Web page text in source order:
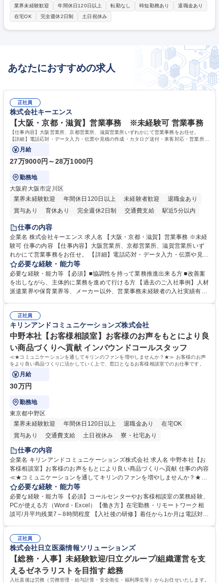
企画・開発する当社にて既存顧客の国内への営業をお任せします。営業経
験がなくても、挑戦できる環境が整っています！ 【詳細】■映像制作会社
や映像機器メーカー等に対して自社で開発している８Kカメラやレコーダ
等を提案していただきます■既存顧客が中心で、まずは既存自社製品の提
★自分自身が考え提案した製品が「世界初」の商品としてスポーツ、ライ
ブ配信、舞台芸術、デジタルアート等で使用されます。自分が提案した機
材が映像作品に関わるのは達成感を感じます★ 募集職種 【未経験/第二新
卒歓迎】8Kカメラ・映像機器メーカーの提案営業/フレックス制
業界未経験歓迎 年間休日120日以上 転勤なし 時短勤務あり
退職金あり
在宅OK
完全週休2日制 土日祝休み
あなたにおすすめの求人
正社員
株式会社キーエンス
【大阪・京都・滋賀】営業事務 ※未経験可 営業事務
【仕事内容】大阪営業所、京都営業所、滋賀営業所いずれかにて営業事務をお任せ。
【詳細】電話応対・データ入力・伝票や見積の作成・カタログ送付・来客対応・営業所内
で発生する事務業務や業務改善をお任せ。
月給
27万9000円～28万1000円
勤務地
大阪府大阪市淀川区
業界未経験歓迎
年間休日120日以上 未経験者歓迎
退職金あり
賞与あり
育休あり 完全週休2日制 交通費支給
駅近5分以内
土日祝休み
仕事の内容
企業名 株式会社キーエンス 求人名 【大阪・京都・滋賀】営業事務 ※未経
験可 仕事の内容 【仕事内容】大阪営業所、京都営業所、滋賀営業所いず
れかにて営業事務をお任せ。 【詳細】電話応対・データ入力・伝票や見積
の作成・カタログ送付・来客対応・営業所内で発生する事務業務や業務改
善をお任せ。 【教育制度】ご入社後、育成担当とペアになりながらOJTに
て業務を覚えていただくことが可能です。業務システムがきちんと構築さ
れているため、スムーズに仕事に慣れることができる環境です。また、
募集職種 【大阪・京都・滋賀】営業事務 ※未経験可
必要な経験・能力等
必要な経験・能力等 【必須】■協調性を持って業務推進出来る方 ■改善案
を出しながら、主体的に業務を進めて行ける方 【過去のご入社事例】人材
派遣業界や保育業界等、メーカー以外、営業事務未経験者の入社実績有
えて、お客様や社員の状況に合わせ、能動的なサポート、改善の動きも期
待され。組織を支えるスペシャリストとして、チームに貢献し、結果的に
社員から頼られる存在になることができます。平均19:30の退勤以降の業
務の持ち帰りも禁止されており、メリハリのある働き方となります。 学
歴・資格 学歴：大学院 大学 高専 短大 語学力： 資格：
正社員
キリンアンドコミュニケーションズ株式会社
中野本社【お客様相談室】お客様のお声をもとにより良
い商品づくりへ貢献 インバウンドコールスタッフ
≪★コミュニケーションを通してキリンのファンを増やしませんか？★≫ お客様のお声
をより良い商品づくりに活かしていく上で、窓口となるお客様相談室でのお仕事です。
月給
30万円
勤務地
東京都中野区
業界未経験歓迎
年間休日120日以上 退職金あり
在宅OK
賞与あり
交通費支給 土日祝休み 寮・社宅あり
仕事の内容
企業名 キリンアンドコミュニケーションズ株式会社 求人名 中野本社【お
客様相談室】お客様のお声をもとにより良い商品づくりへ貢献 仕事の内容
≪★コミュニケーションを通してキリンのファンを増やしませんか？★≫
お客様のお声をより良い商品づくりに活かしていく上で、窓口となるお客
様相談室でのお仕事です。 日々お客様からいただくキリングループへのご
意見を、企業活動に活かしています。お客様からの声に迅速かつ誠意をも
って対応、情報提供するとともにグループ内活動に反映しています。 【具
平均100件前後■メール・手紙：同上40件前後 募集職種 中野本社【お客様
相談室】お客様のお声をもとにより良い商品づくりへ貢献
必要な経験・能力等
必要な経験・能力等 【必須】コールセンターやお客様相談室の業務経験、
PCが使える方（Word・Excel）【働き方】在宅勤務・リモートワーク相
談可/月平均残業7～8時間程度 【入社後の研修】着任から1か月は電話対応
すのでご安心ください。 【当社について】キリングループの広報機能を担
う会社として、お客様との出会いを大切にし、磨き上げたホスピタリティ
を込めてコミュニケーションをとりながら広報関連業務を行っておりま
す。 学歴・資格 学歴：大学院 大学 高専 短大 専修学校 高校 語学力： 資
格：
正社員
株式会社日立医薬情報ソリューションズ
【総務・人事】未経験歓迎/日立グループ/組織運営を支
えるゼネラリストを目指す 総務
入社直後は労務（労務管理・給与計算・安全衛生・福利厚生等）からお任せいたします。